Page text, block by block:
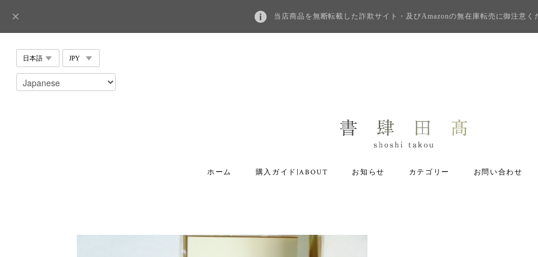
当店商品を無断転載した詐欺サイト・及びAmazonの無在庫転売に御注意く
ホーム 購入ガイド|ABOUT お知らせ カテゴリー お問い合わせ